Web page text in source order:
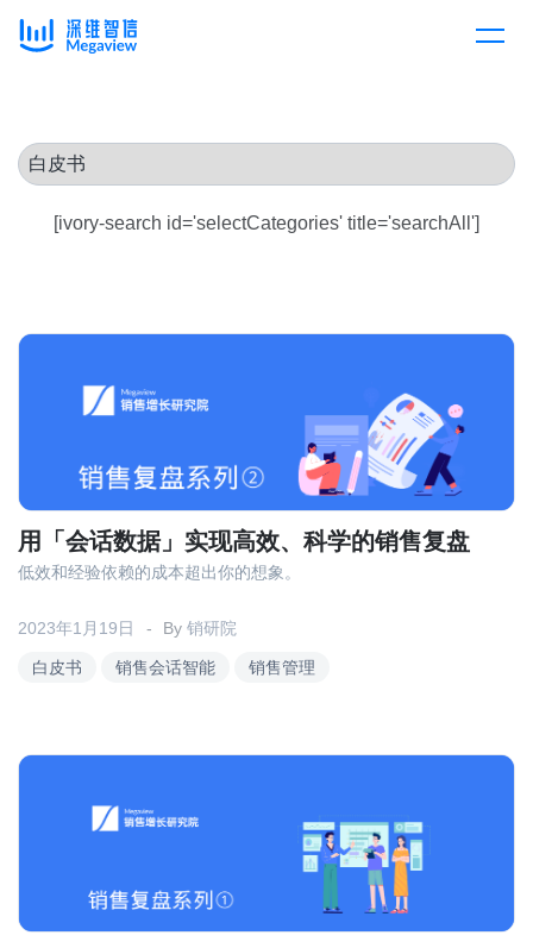
产品总览
解决方案
汽车
房地产
按角色
销售管理
交易跟进
定价
资源中心
资源中心
白皮书
关于我们
预约演示
content
[ivory-search id='selectCategories' title='searchAll']
白皮书 销售会话智能 销售管理
用「会话数据」实现高效、科学的销售复盘
2023年1月19日 By 销研院
低效和经验依赖的成本超出你的想象。